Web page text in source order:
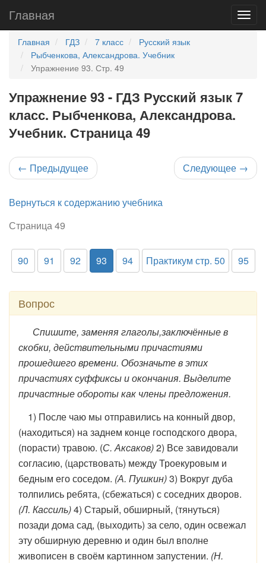
Главная
Главная ГДЗ 7 класс
Русский язык
Рыбченкова, Александрова. Учебник
Упражнение 93. Стр. 49
Упражнение 93 - ГДЗ Русский язык 7
класс. Рыбченкова, Александрова.
Учебник. Страница 49
← Предыдущее Следующее →
Вернуться к содержанию учебника
Страница 49
90 91 92 93 94 Практикум стр. 50 95
Вопрос
Спишите, заменяя глаголы,заключённые в
скобки, действительными причастиями
прошедшего времени. Обозначьте в этих
причастиях суффиксы и окончания. Выделите
причастные обороты как члены предложения.
1) После чаю мы отправились на конный двор,
(находиться) на заднем конце господского двора,
(порасти) травою. (С. Аксаков)2) Все завидовали
согласию, (царствовать) между Троекуровым и
бедным его соседом. (А. Пушкин)3) Вокруг дуба
толпились ребята, (сбежаться) с соседних дворов.
(Л. Кассиль)4) Старый, обширный, (тянуться)
позади дома сад, (выходить) за село, один освежал
эту обширную деревню и один был вполне
живописен в своём картинном запустении. (Н.